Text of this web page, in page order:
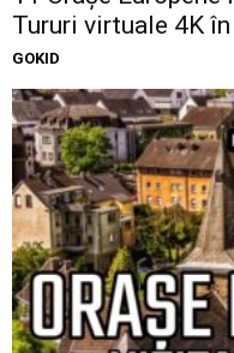
Tururi virtuale 4K
GOKID